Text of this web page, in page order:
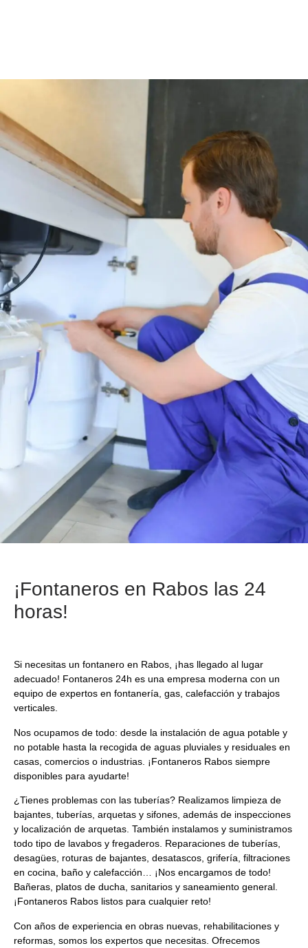
¡Fontaneros en Rabos las 24
horas!
Si necesitas un fontanero en Rabos, ¡has llegado al lugar
adecuado! Fontaneros 24h es una empresa moderna con un
equipo de expertos en fontanería, gas, calefacción y trabajos
verticales.
Nos ocupamos de todo: desde la instalación de agua potable y
no potable hasta la recogida de aguas pluviales y residuales en
casas, comercios o industrias. ¡Fontaneros Rabos siempre
disponibles para ayudarte!
¿Tienes problemas con las tuberías? Realizamos limpieza de
bajantes, tuberías, arquetas y sifones, además de inspecciones
y localización de arquetas. También instalamos y suministramos
todo tipo de lavabos y fregaderos. Reparaciones de tuberías,
desagües, roturas de bajantes, desatascos, grifería, filtraciones
en cocina, baño y calefacción… ¡Nos encargamos de todo!
Bañeras, platos de ducha, sanitarios y saneamiento general.
¡Fontaneros Rabos listos para cualquier reto!
Con años de experiencia en obras nuevas, rehabilitaciones y
reformas, somos los expertos que necesitas. Ofrecemos